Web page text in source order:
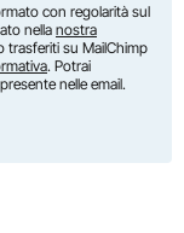
con regolarità sul
nella nostra
trasferiti su MailChimp
. Potrai
nelle email.